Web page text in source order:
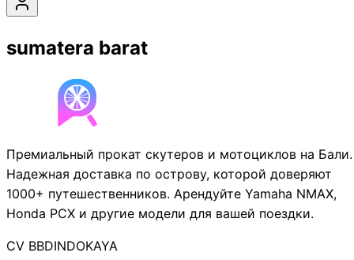
sumatera barat
Премиальный прокат скутеров и мотоциклов на Бали.
Надежная доставка по острову, которой доверяют
1000+ путешественников. Арендуйте Yamaha NMAX,
Honda PCX и другие модели для вашей поездки.
CV BBDINDOKAYA